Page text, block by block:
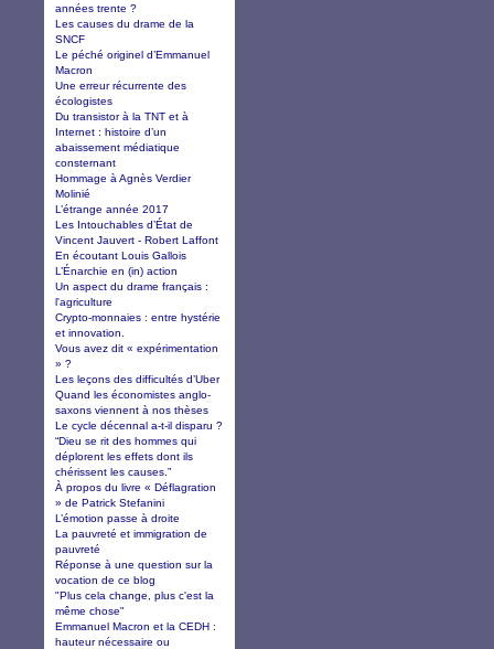
années trente ?
Les causes du drame de la
SNCF
Le péché originel d’Emmanuel
Macron
Une erreur récurrente des
écologistes
Du transistor à la TNT et à
Internet : histoire d’un
abaissement médiatique
consternant
Hommage à Agnès Verdier
Molinié
L’étrange année 2017
Les Intouchables d’État de
Vincent Jauvert - Robert Laffont
En écoutant Louis Gallois
L’Énarchie en (in) action
Un aspect du drame français :
l'agriculture
Crypto-monnaies : entre hystérie
et innovation.
Vous avez dit « expérimentation
» ?
Les leçons des difficultés d’Uber
Quand les économistes anglo-
saxons viennent à nos thèses
Le cycle décennal a-t-il disparu ?
“Dieu se rit des hommes qui
déplorent les effets dont ils
chérissent les causes.”
À propos du livre « Déflagration
» de Patrick Stefanini
L’émotion passe à droite
La pauvreté et immigration de
pauvreté
Réponse à une question sur la
vocation de ce blog
"Plus cela change, plus c'est la
même chose"
Emmanuel Macron et la CEDH :
hauteur nécessaire ou